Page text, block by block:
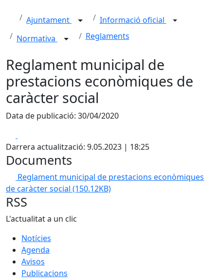
Ajuntament
Informació oficial
Normativa
Reglaments
Reglament municipal de
prestacions econòmiques de
caràcter social
Data de publicació: 30/04/2020
Darrera actualització: 9.05.2023 | 18:25
Documents
Reglament municipal de prestacions econòmiques
de caràcter social (150.12KB)
RSS
L'actualitat a un clic
Notícies
Agenda
Avisos
Publicacions